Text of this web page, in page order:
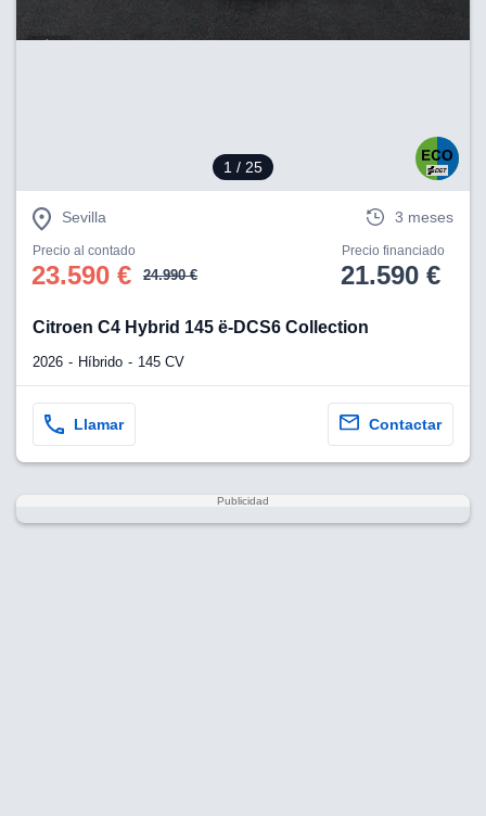
1 / 25
Sevilla 3 meses
Precio al contado
23.590 € 24.990 €
Precio financiado
21.590 €
Citroen C4 Hybrid 145 ë-DCS6 Collection
2026 Híbrido 145 CV
Llamar Contactar